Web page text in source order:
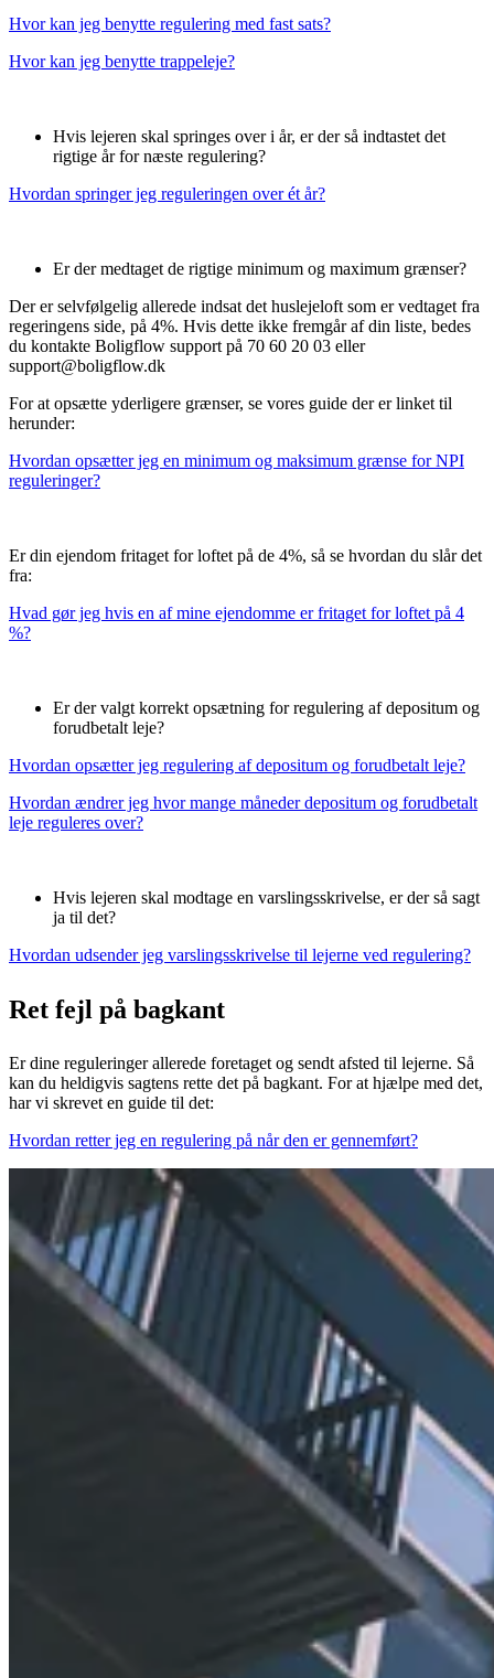
Hvor kan jeg benytte regulering med fast sats?
Hvor kan jeg benytte trappeleje?
Hvis lejeren skal springes over i år, er der så indtastet det
rigtige år for næste regulering?
Hvordan springer jeg reguleringen over ét år?
Er der medtaget de rigtige minimum og maximum grænser?
Der er selvfølgelig allerede indsat det huslejeloft som er vedtaget fra
regeringens side, på 4%. Hvis dette ikke fremgår af din liste, bedes
du kontakte Boligflow support på 70 60 20 03 eller
support@boligflow.dk
For at opsætte yderligere grænser, se vores guide der er linket til
herunder:
Hvordan opsætter jeg en minimum og maksimum grænse for NPI
reguleringer?
Er din ejendom fritaget for loftet på de 4%, så se hvordan du slår det
fra:
Hvad gør jeg hvis en af mine ejendomme er fritaget for loftet på 4
%?
Er der valgt korrekt opsætning for regulering af depositum og
forudbetalt leje?
Hvordan opsætter jeg regulering af depositum og forudbetalt leje?
Hvordan ændrer jeg hvor mange måneder depositum og forudbetalt
leje reguleres over?
Hvis lejeren skal modtage en varslingsskrivelse, er der så sagt
ja til det?
Hvordan udsender jeg varslingsskrivelse til lejerne ved regulering?
Ret fejl på bagkant
Er dine reguleringer allerede foretaget og sendt afsted til lejerne. Så
kan du heldigvis sagtens rette det på bagkant. For at hjælpe med det,
har vi skrevet en guide til det:
Hvordan retter jeg en regulering på når den er gennemført?